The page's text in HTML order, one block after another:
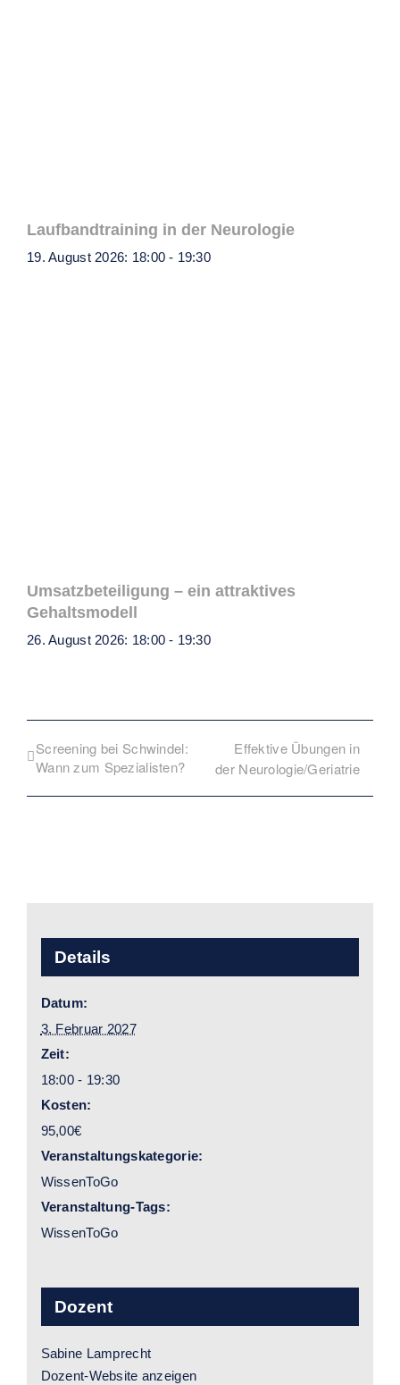
Laufbandtraining in der Neurologie
19. August 2026: 18:00 - 19:30
Umsatzbeteiligung – ein attraktives
Gehaltsmodell
26. August 2026: 18:00 - 19:30
Screening bei Schwindel:
Wann zum Spezialisten?
Effektive Übungen in
der Neurologie/Geriatrie
Details
Datum:
3. Februar 2027
Zeit:
18:00 - 19:30
Kosten:
95,00€
Veranstaltungskategorie:
WissenToGo
Veranstaltung-Tags:
WissenToGo
Dozent
Sabine Lamprecht
Dozent-Website anzeigen